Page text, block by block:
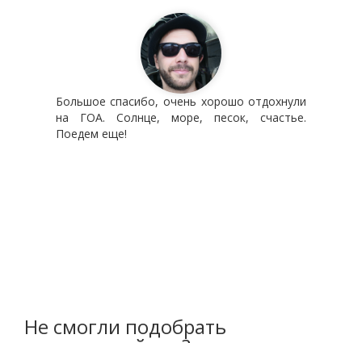
Большое спасибо, очень хорошо отдохнули
на ГОА. Солнце, море, песок, счастье.
Поедем еще!
Не смогли подобрать